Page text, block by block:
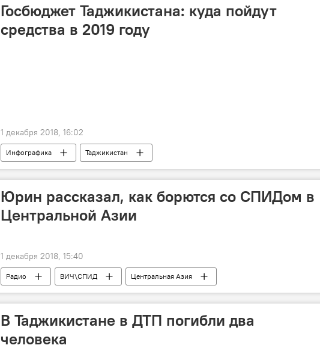
Госбюджет Таджикистана: куда пойдут
средства в 2019 году
1 декабря 2018, 16:02
Инфографика Таджикистан
Юрин рассказал, как борются со СПИДом в
Центральной Азии
1 декабря 2018, 15:40
Радио ВИЧ\СПИД Центральная Азия
В Таджикистане в ДТП погибли два
человека